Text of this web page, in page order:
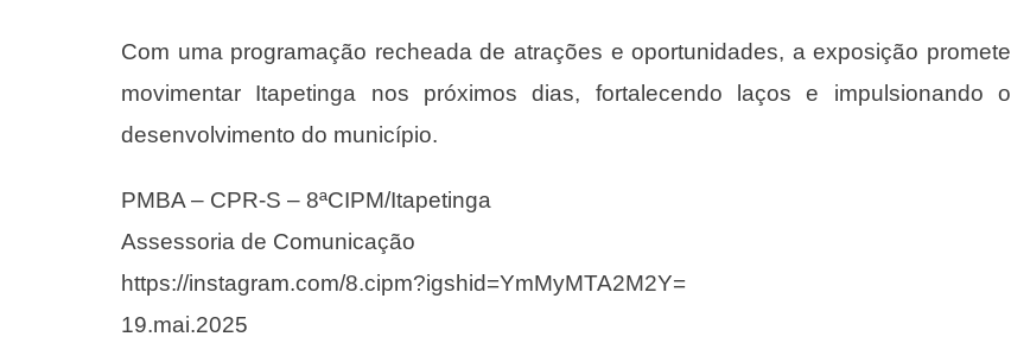
Com uma programação recheada de atrações e oportunidades, a exposição promete
movimentar Itapetinga nos próximos dias, fortalecendo laços e impulsionando o
desenvolvimento do município.
PMBA – CPR-S – 8ªCIPM/Itapetinga
Assessoria de Comunicação
https://instagram.com/8.cipm?igshid=YmMyMTA2M2Y=
19.mai.2025